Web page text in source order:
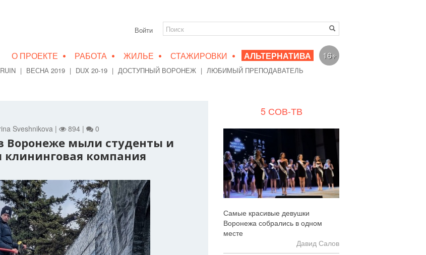
Войти
О ПРОЕКТЕ • РАБОТА • ЖИЛЬЕ • СТАЖИРОВКИ • АЛЬТЕРНАТИВА
| ВЕСНА 2019 | DUX 20-19 | ДОСТУПНЫЙ ВОРОНЕЖ | ЛЮБИМЫЙ ПРЕПОДАВАТЕЛЬ
16+
Sveshnikova | 894 | 0
Воронеже мыли студенты и
клининговая компания
5 СОВ-ТВ
Самые красивые девушки
Воронежа собрались в одном
месте
Давид Салов